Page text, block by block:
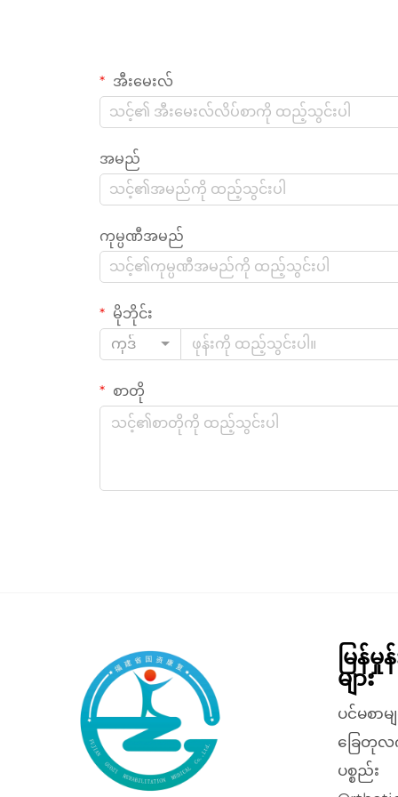
အီးမေးလ်
အမည်
ကုမ္ပဏီအမည်
မိုဘိုင်း
ကုဒ်
စာတို
မြန်
များ
ပင်မစာမ
ခြေတု
ပစ္စည်း